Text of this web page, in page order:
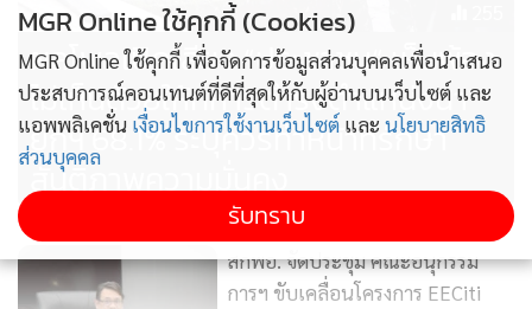
ผลโพลเปิดเสียง “ประชาชน“ เห็นพ้อง
ไม่เห็นด้วยให้ทหารดำรงตำแหน่งนา
ยกฯ 68.1% ระบุควรทำหน้าที่รักษา
สันติภาพความมั่นคง
สกพอ. จัดประชุม คณะอนุกรรม
การฯ ขับเคลื่อนโครงการ EECiti
MGR Online ใช้คุกกี้ (Cookies)
MGR Online ใช้คุกกี้ เพื่อจัดการข้อมูลส่วนบุคคลเพื่อนำเสนอ
ประสบการณ์คอนเทนต์ที่ดีที่สุดให้กับผู้อ่านบนเว็บไซต์ และ
แอพพลิเคชั่น เงื่อนไขการใช้งานเว็บไซต์ และ นโยบายสิทธิ
ส่วนบุคคล
รับทราบ